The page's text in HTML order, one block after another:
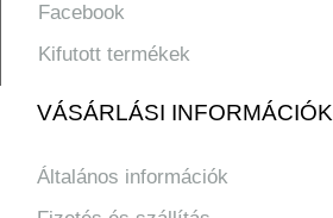
Facebook
Kifutott termékek
VÁSÁRLÁSI INFORMÁCIÓK
Általános információk